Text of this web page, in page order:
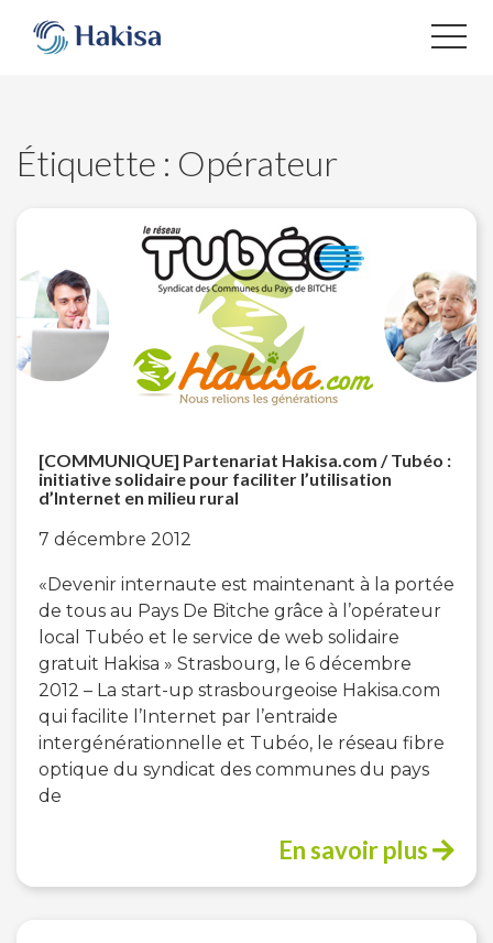
contenu
Étiquette : Opérateur
[COMMUNIQUE] Partenariat Hakisa.com / Tubéo :
initiative solidaire pour faciliter l’utilisation
d’Internet en milieu rural
7 décembre 2012
«Devenir internaute est maintenant à la portée
de tous au Pays De Bitche grâce à l’opérateur
local Tubéo et le service de web solidaire
gratuit Hakisa » Strasbourg, le 6 décembre
2012 – La start-up strasbourgeoise Hakisa.com
qui facilite l’Internet par l’entraide
intergénérationnelle et Tubéo, le réseau fibre
optique du syndicat des communes du pays
de
En savoir plus